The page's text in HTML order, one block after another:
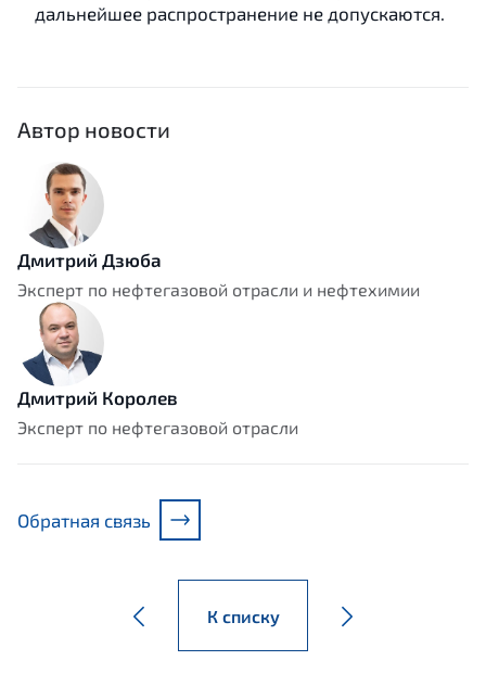
дальнейшее распространение не допускаются.
Автор новости
Дмитрий Дзюба
Эксперт по нефтегазовой отрасли и нефтехимии
Дмитрий Королев
Эксперт по нефтегазовой отрасли
Обратная связь
К списку